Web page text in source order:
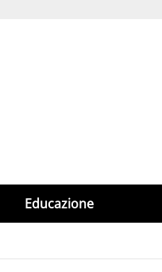
Educazione